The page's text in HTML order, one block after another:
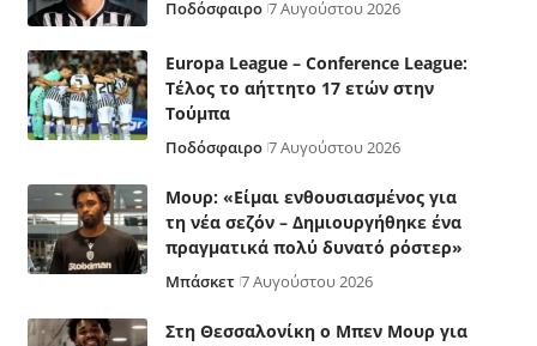
Ποδόσφαιρο 7 Αυγούστου 2026
Europa League – Conference League:
Τέλος το αήττητο 17 ετών στην
Τούμπα
Ποδόσφαιρο 7 Αυγούστου 2026
Μουρ: «Είμαι ενθουσιασμένος για
τη νέα σεζόν – Δημιουργήθηκε ένα
πραγματικά πολύ δυνατό ρόστερ»
Μπάσκετ 7 Αυγούστου 2026
Στη Θεσσαλονίκη ο Μπεν Μουρ για